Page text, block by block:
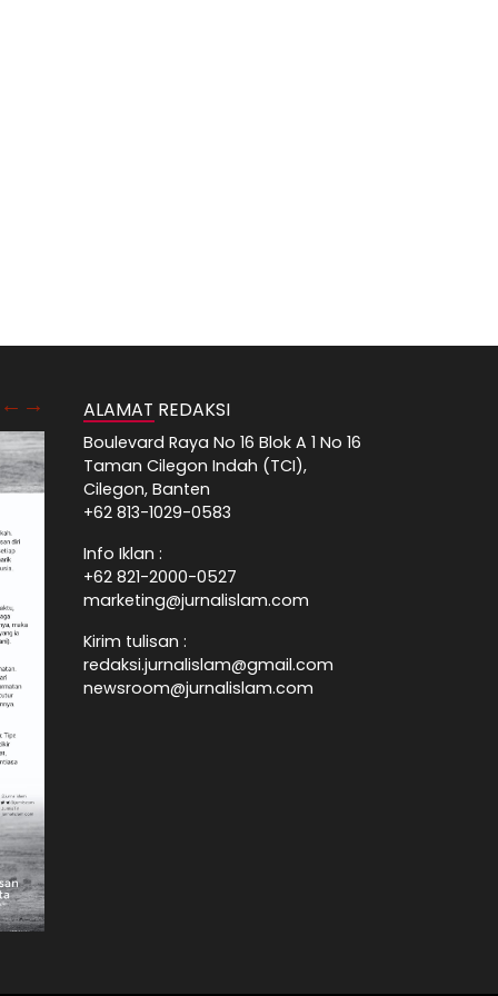
ALAMAT REDAKSI
Boulevard Raya No 16 Blok A 1 No 16
Taman Cilegon Indah (TCI),
Cilegon, Banten
+62 813-1029-0583
Info Iklan :
+62 821-2000-0527
marketing@jurnalislam.com
Kirim tulisan :
redaksi.jurnalislam@gmail.com
newsroom@jurnalislam.com